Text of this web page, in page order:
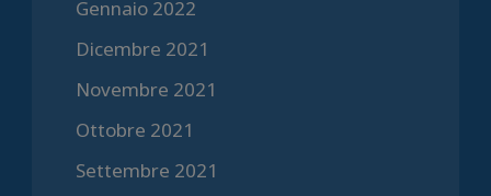
Gennaio 2022
Dicembre 2021
Novembre 2021
Ottobre 2021
Settembre 2021